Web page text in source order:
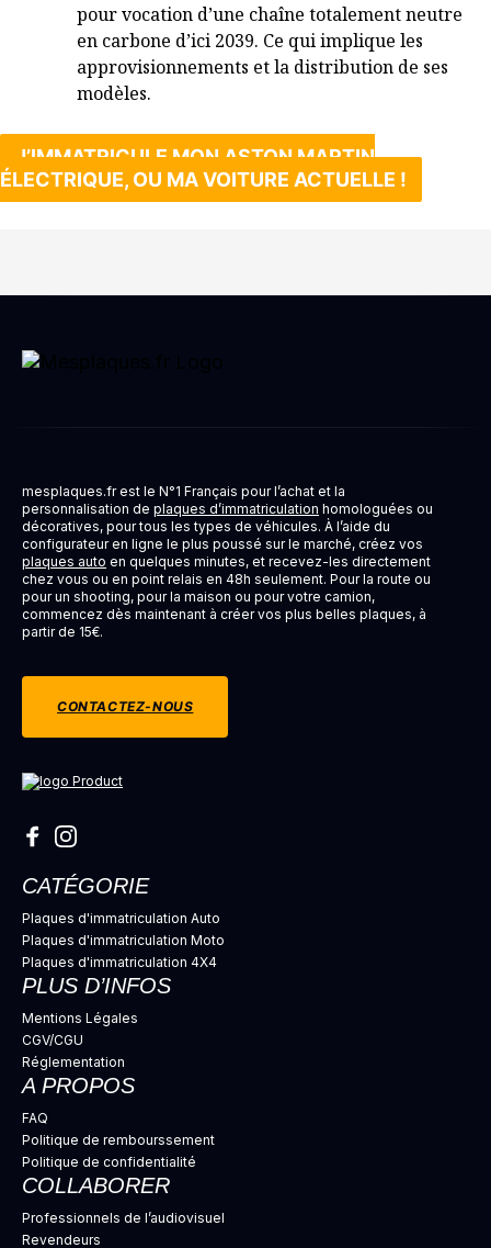
pour vocation d’une chaîne totalement neutre
en carbone d’ici 2039. Ce qui implique les
approvisionnements et la distribution de ses
modèles.
J’IMMATRICULE MON ASTON MARTIN
ÉLECTRIQUE, OU MA VOITURE ACTUELLE !
mesplaques.fr est le N°1 Français pour l’achat et la
personnalisation de plaques d’immatriculation homologuées ou
décoratives, pour tous les types de véhicules. À l’aide du
configurateur en ligne le plus poussé sur le marché, créez vos
plaques auto en quelques minutes, et recevez-les directement
chez vous ou en point relais en 48h seulement. Pour la route ou
pour un shooting, pour la maison ou pour votre camion,
commencez dès maintenant à créer vos plus belles plaques, à
partir de 15€.
CONTACTEZ-NOUS
CATÉGORIE
Plaques d'immatriculation Auto
Plaques d'immatriculation Moto
Plaques d'immatriculation 4X4
PLUS D’INFOS
Mentions Légales
CGV/CGU
Réglementation
A PROPOS
FAQ
Politique de rembourssement
Politique de confidentialité
COLLABORER
Professionnels de l’audiovisuel
Revendeurs